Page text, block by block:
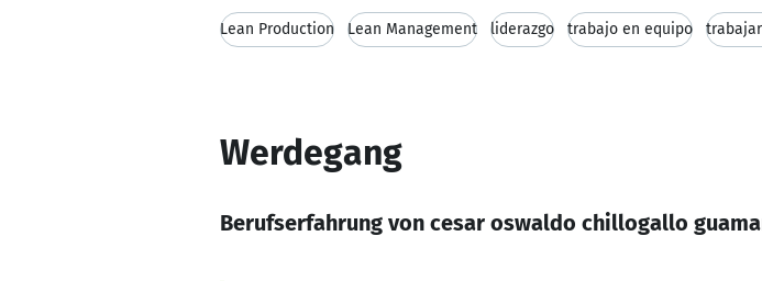
Lean Production Lean Management liderazgo trabajo en equipo
Werdegang
Berufserfahrung von cesar oswaldo chillogallo